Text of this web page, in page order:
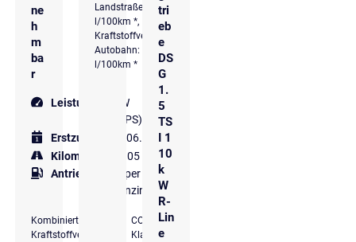
ne
h
m
ba
r
Leistung
85 kW
(116 PS)
Erstzulassung
06.2024
Kilometer
30.905 km
Antriebsart
Super
Benzin
Kombinierter
Kraftstoffverbrauch
CO₂-
Klasse
Landstraße: 4,9
l/100km *,
Kraftstoffverbrauch
Autobahn: 6,1
l/100km *
tri
eb
e
DS
G
1.
5
TS
I 1
10
k
W
R-
Lin
e